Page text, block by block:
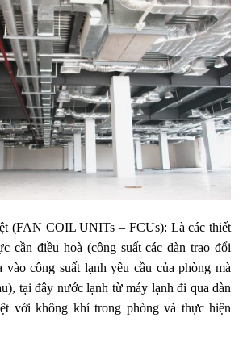
(FAN COIL UNITs – FCUs): Là các thiết
cần điều hoà (công suất các dàn trao đổi
vào công suất lạnh yêu cầu của phòng mà
tại đây nước lạnh từ máy lạnh đi qua dàn
với không khí trong phòng và thực hiện